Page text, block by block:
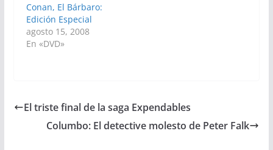
Conan, El Bárbaro:
Edición Especial
agosto 15, 2008
En «DVD»
El triste final de la saga Expendables
Columbo: El detective molesto de Peter Falk